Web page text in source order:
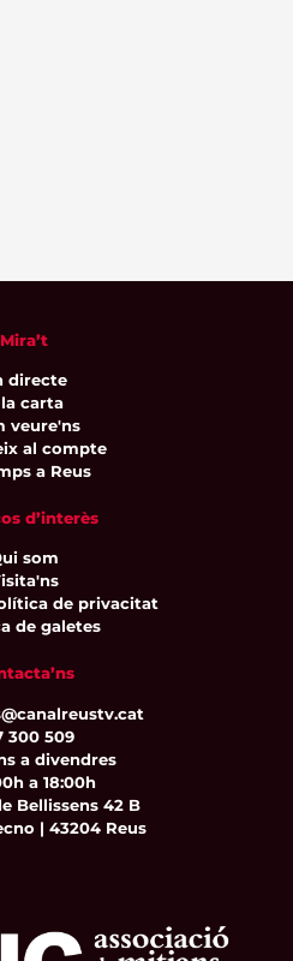
Mira’t
directe
carta
veure'ns
al compte
a Reus
d’interès
som
de privacitat
de galetes
300 509
a divendres
a 18:00h
Bellissens 42 B
| 43204 Reus